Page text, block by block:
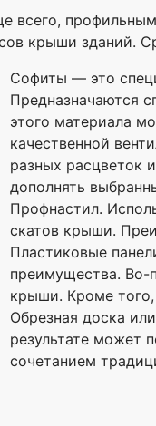
всего,
крыши зданий.
Софиты — это
Предназначаются
этого материала
качественной
разных расцветок
дополнять
Профнастил.
скатов крыши.
Пластиковые
преимущества. Во-
крыши. Кроме
Обрезная доска
результате может
сочетанием